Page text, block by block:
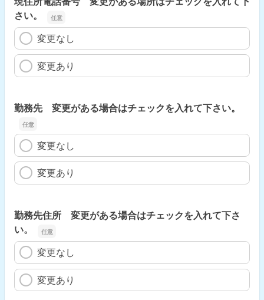
さい。
変更なし
変更あり
勤務先 変更がある場合はチェックを入れて下さい。
変更なし
変更あり
勤務先住所 変更がある場合はチェックを入れて下さ
い。
変更なし
変更あり